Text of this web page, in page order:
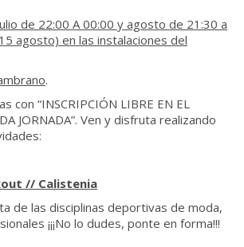
de 22:00 A 00:00 y agosto de 21:30 a
agosto) en las instalaciones del
.
con “INSCRIPCIÓN LIBRE EN EL
JORNADA”. Ven y disfruta realizando
// Calistenia
de las disciplinas deportivas de moda,
¡¡¡No lo dudes, ponte en forma!!!